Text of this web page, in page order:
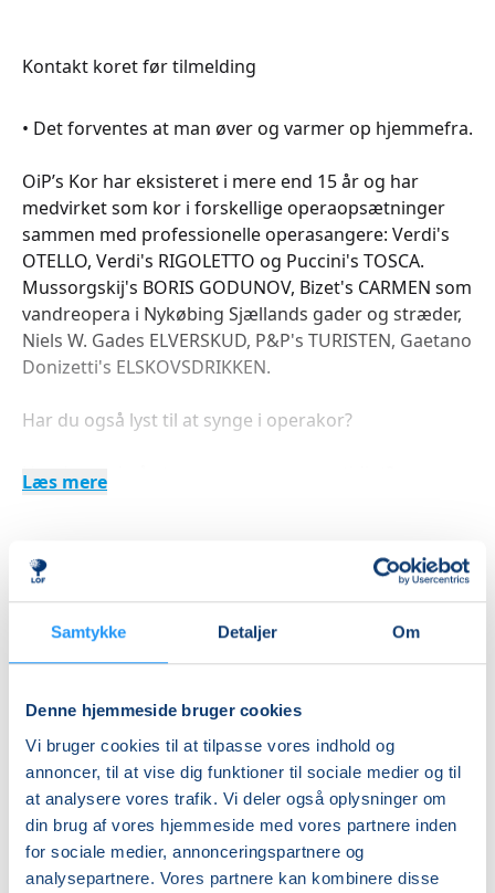
Samtykke Detaljer Om
Denne hjemmeside bruger cookies
Vi bruger cookies til at tilpasse vores indhold og
annoncer, til at vise dig funktioner til sociale medier og til
at analysere vores trafik. Vi deler også oplysninger om
din brug af vores hjemmeside med vores partnere inden
for sociale medier, annonceringspartnere og
analysepartnere. Vores partnere kan kombinere disse
Kontakt koret før tilmelding
• Det forventes at man øver og varmer op hjemmefra.
OiP’s Kor har eksisteret i mere end 15 år og har
medvirket som kor i forskellige operaopsætninger
sammen med professionelle operasangere: Verdi's
OTELLO, Verdi's RIGOLETTO og Puccini's TOSCA.
Mussorgskij's BORIS GODUNOV, Bizet's CARMEN som
vandreopera i Nykøbing Sjællands gader og stræder,
Niels W. Gades ELVERSKUD, P&P's TURISTEN, Gaetano
Donizetti's ELSKOVSDRIKKEN.
​Har du også lyst til at synge i operakor?
Har du mod på at synge og agere samtidigt?
OiP’s Kor har eksisteret i mere end 15 år som en del
af "Opera i Provinsen" og har medvirket som kor i
forskellige operaopsætninger sammen med
professionelle operasangere: Verdi's OTELLO, Verdi's
GODUNOV, Bizet's CARMEN som vandreopera i
Nykøbing Sjællands gader og stræder, Niels W. Gades
ELVERSKUD, P&P's TURISTEN, Gaetano Donizetti's
ELSKOVSDRIKKEN.
Læs mere
Almen
DKK 1.800,00
Info